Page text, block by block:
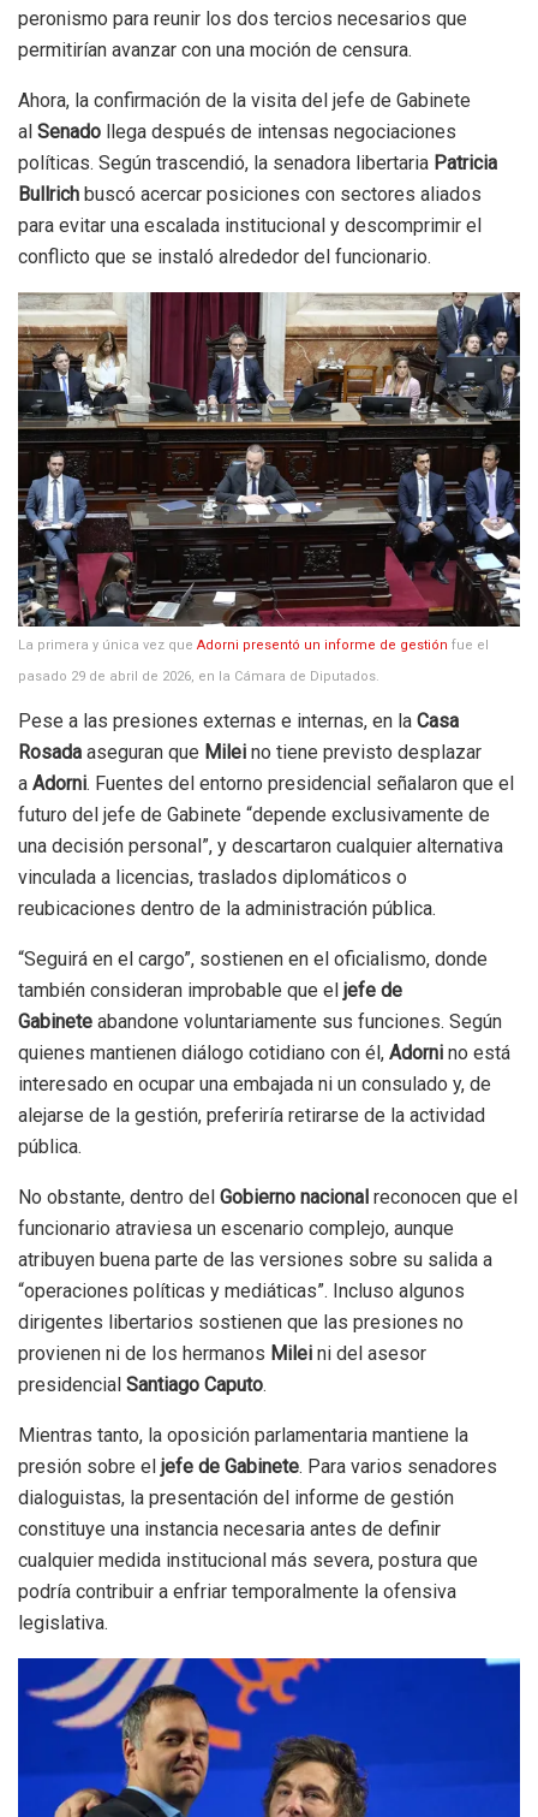
peronismo para reunir los dos tercios necesarios que
permitirían avanzar con una moción de censura.
Ahora, la confirmación de la visita del jefe de Gabinete
al Senado llega después de intensas negociaciones
políticas. Según trascendió, la senadora libertaria Patricia
Bullrich buscó acercar posiciones con sectores aliados
para evitar una escalada institucional y descomprimir el
conflicto que se instaló alrededor del funcionario.
La primera y única vez que Adorni presentó un informe de gestión fue el
pasado 29 de abril de 2026, en la Cámara de Diputados.
Pese a las presiones externas e internas, en la Casa
Rosada aseguran que Milei no tiene previsto desplazar
a Adorni. Fuentes del entorno presidencial señalaron que el
futuro del jefe de Gabinete “depende exclusivamente de
una decisión personal”, y descartaron cualquier alternativa
vinculada a licencias, traslados diplomáticos o
reubicaciones dentro de la administración pública.
“Seguirá en el cargo”, sostienen en el oficialismo, donde
también consideran improbable que el jefe de
Gabinete abandone voluntariamente sus funciones. Según
quienes mantienen diálogo cotidiano con él, Adorni no está
interesado en ocupar una embajada ni un consulado y, de
alejarse de la gestión, preferiría retirarse de la actividad
pública.
No obstante, dentro del Gobierno nacional reconocen que el
funcionario atraviesa un escenario complejo, aunque
atribuyen buena parte de las versiones sobre su salida a
“operaciones políticas y mediáticas”. Incluso algunos
dirigentes libertarios sostienen que las presiones no
provienen ni de los hermanos Milei ni del asesor
presidencial Santiago Caputo.
Mientras tanto, la oposición parlamentaria mantiene la
presión sobre el jefe de Gabinete. Para varios senadores
dialoguistas, la presentación del informe de gestión
constituye una instancia necesaria antes de definir
cualquier medida institucional más severa, postura que
podría contribuir a enfriar temporalmente la ofensiva
legislativa.